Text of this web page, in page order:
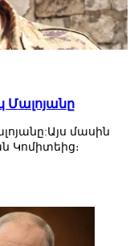
Մալոյանը
մասին
Կոմիտեից։